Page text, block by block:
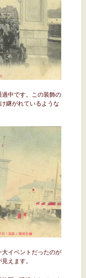
中です。この装飾の
継がれているような
イベントだったのが
えます。